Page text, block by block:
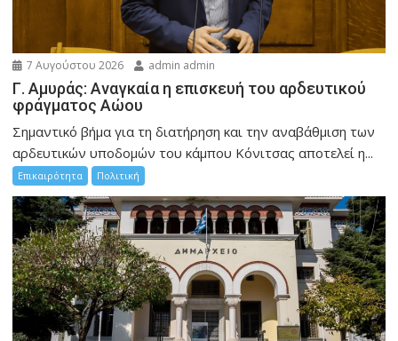
7 Αυγούστου 2026 admin admin
Γ. Αμυράς: Αναγκαία η επισκευή του αρδευτικού
φράγματος Αώου
Σημαντικό βήμα για τη διατήρηση και την αναβάθμιση των
αρδευτικών υποδομών του κάμπου Κόνιτσας αποτελεί η...
Επικαιρότητα Πολιτική